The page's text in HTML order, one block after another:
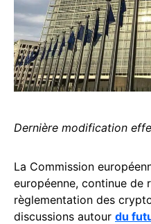
Dernière modification
La Commission
européenne, continue de
règlementation des
discussions autour du